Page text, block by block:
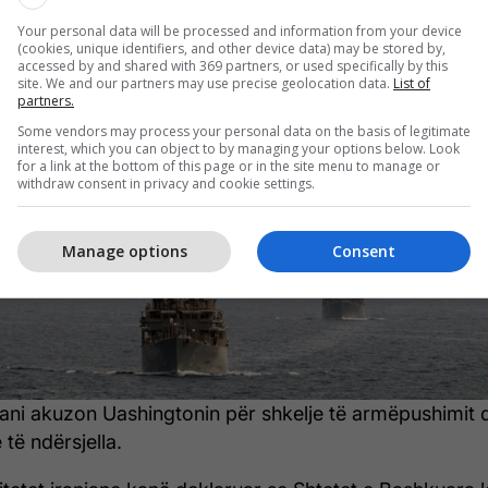
2026 • 23:36
akuzon SHBA-në për shkelje të
akuzon Uashingtonin për shkelje të armëpushimit
të ndërsjella.
Your personal data will be processed and information from your device
(cookies, unique identifiers, and other device data) may be stored by,
accessed by and shared with 369 partners, or used specifically by this
site. We and our partners may use precise geolocation data. List of
partners.
Some vendors may process your personal data on the basis of legitimate
interest, which you can object to by managing your options below. Look
for a link at the bottom of this page or in the site menu to manage or
withdraw consent in privacy and cookie settings.
Consent
Manage options